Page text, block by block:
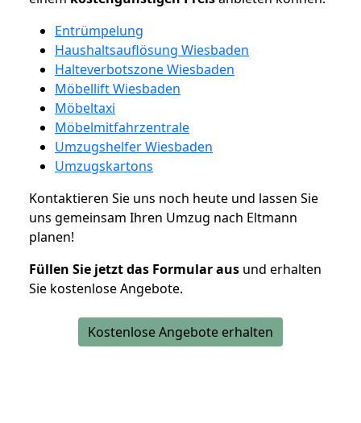
Entrümpelung
Haushaltsauflösung Wiesbaden
Halteverbotszone Wiesbaden
Möbellift Wiesbaden
Möbeltaxi
Möbelmitfahrzentrale
Umzugshelfer Wiesbaden
Umzugskartons
Kontaktieren Sie uns noch heute und lassen Sie
uns gemeinsam Ihren Umzug nach Eltmann
planen!
Füllen Sie jetzt das Formular aus und erhalten
Sie kostenlose Angebote.
Kostenlose Angebote erhalten